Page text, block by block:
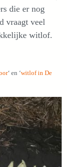
die er nog
vraagt veel
witlof.
‘ en ‘witlof in De